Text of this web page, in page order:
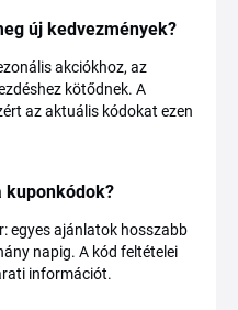
új kedvezmények?
akciókhoz, az
kötődnek. A
az aktuális kódokat ezen
kuponkódok?
egyes ajánlatok hosszabb
napig. A kód feltételei
információt.